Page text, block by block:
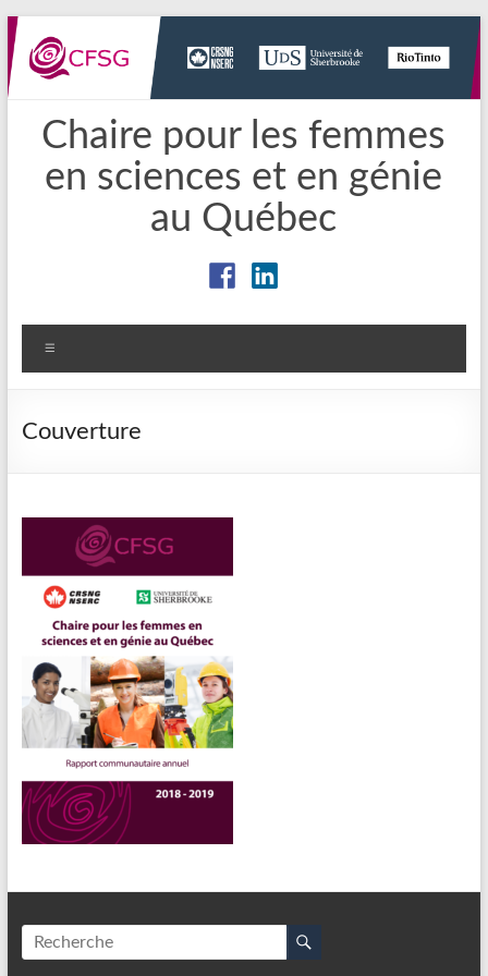
Aller
au
contenu
Chaire pour les femmes
en sciences et en génie
au Québec
Couverture